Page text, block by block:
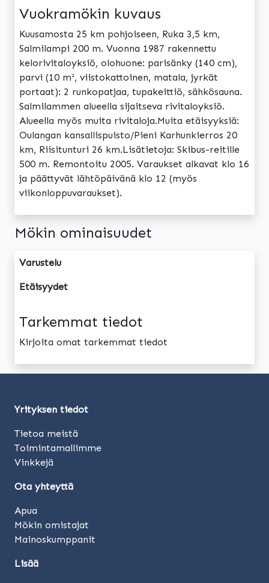
Vuokramökin kuvaus
Kuusamosta 25 km pohjoiseen, Ruka 3,5 km,
Salmilampi 200 m. Vuonna 1987 rakennettu
kelorivitaloyksiö, olohuone: parisänky (140 cm),
parvi (10 m², viistokattoinen, matala, jyrkät
portaat): 2 runkopatjaa, tupakeittiö, sähkösauna.
Salmilammen alueella sijaitseva rivitaloyksiö.
Alueella myös muita rivitaloja.Muita etäisyyksiä:
Oulangan kansallispuisto/Pieni Karhunkierros 20
km, Riisitunturi 26 km.Lisätietoja: Skibus-reitille
500 m. Remontoitu 2005. Varaukset alkavat klo 16
ja päättyvät lähtöpäivänä klo 12 (myös
viikonloppuvaraukset).
Mökin ominaisuudet
Varustelu
Etäisyydet
Tarkemmat tiedot
Kirjoita omat tarkemmat tiedot
Yrityksen tiedot
Tietoa meistä
Toimintamallimme
Vinkkejä
Ota yhteyttä
Apua
Mökin omistajat
Mainoskumppanit
Lisää